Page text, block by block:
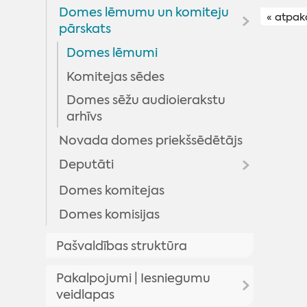
Domes lēmumu un komiteju
pārskats
Domes lēmumi
Komitejas sēdes
Domes sēžu audioierakstu
arhīvs
Novada domes priekšsēdētājs
Deputāti
Arhīvs
Domes komitejas
Domes komisijas
Pašvaldības struktūra
Pakalpojumi | Iesniegumu
veidlapas
«